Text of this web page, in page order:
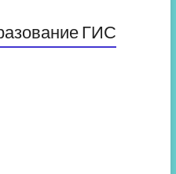
ГИС